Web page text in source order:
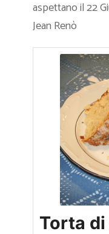
aspettano il 22
Jean Renò
Torta